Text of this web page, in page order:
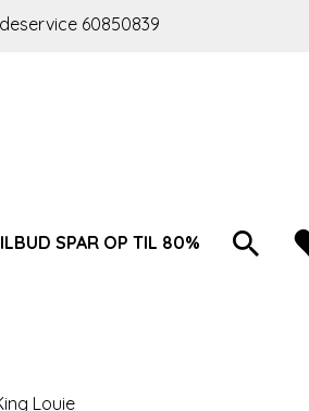
60850839
SPAR OP TIL 80%
Louie